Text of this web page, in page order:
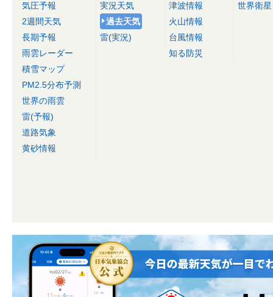
気圧予報
2週間天気
長期予報
雨雲レーダー
積雪マップ
PM2.5分布予測
世界の雨雲
雷(予報)
道路気象
黄砂情報
実況天気
過去天気
雷(実況)
津波情報
火山情報
台風情報
知る防災
世界衛星